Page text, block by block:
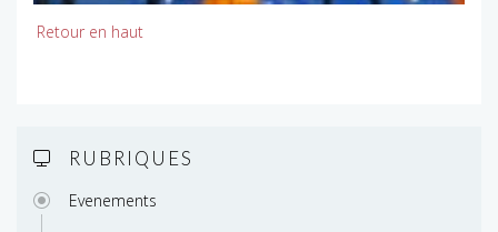
Retour en haut
RUBRIQUES
Evenements